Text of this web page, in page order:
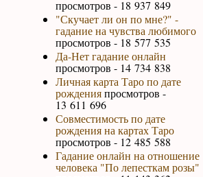
просмотров - 18 937 849
"Скучает ли он по мне?" -
гадание на чувства любимого
просмотров - 18 577 535
Да-Нет гадание онлайн
просмотров - 14 734 838
Личная карта Таро по дате
рожденияпросмотров -
13 611 696
Совместимость по дате
рождения на картах Таро
просмотров - 12 485 588
Гадание онлайн на отношение
человека "По лепесткам розы"